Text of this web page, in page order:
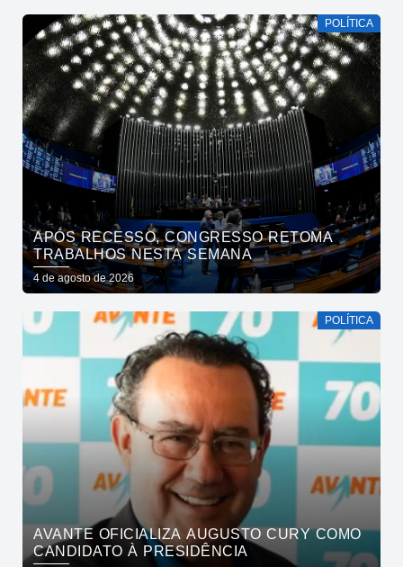
POLÍTICA
APÓS RECESSO, CONGRESSO RETOMA
TRABALHOS NESTA SEMANA
4 de agosto de 2026
POLÍTICA
AVANTE OFICIALIZA AUGUSTO CURY COMO
CANDIDATO À PRESIDÊNCIA